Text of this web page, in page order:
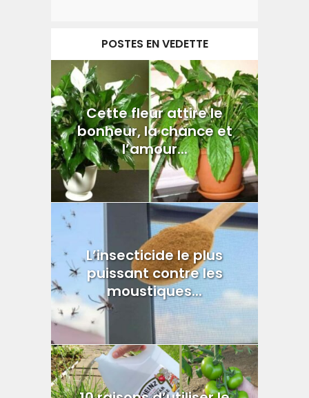
POSTES EN VEDETTE
Cette fleur attire le
bonheur, la chance et
l’amour...
L’insecticide le plus
puissant contre les
moustiques...